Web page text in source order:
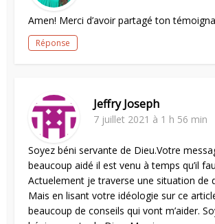
Amen! Merci d’avoir partagé ton
Réponse
Jeffry Joseph
7 juillet 2021 à 1 h 56 min
Soyez béni servante de Dieu.Votre
beaucoup aidé il est venu à temps qu’il
Actuelement je traverse une situation de
Mais en lisant votre idéologie sur ce
beaucoup de conseils qui vont m’aider.